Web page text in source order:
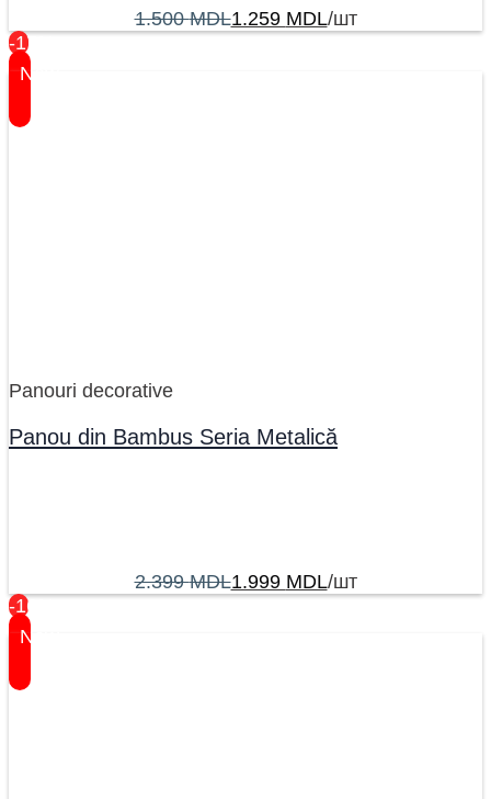
1.500MDL1.259 MDL/шт
-17%
New
Panouri decorative
Panou din Bambus Seria Metalică
2.399MDL1.999 MDL/шт
-16%
New